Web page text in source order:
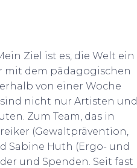
Ziel ist es, die Welt ein
mit dem pädagogischen
von einer Woche
nicht nur Artisten und
Zum Team, das in
(Gewaltprävention,
Sabine Huth (Ergo- und
und Spenden. Seit fast